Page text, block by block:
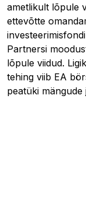
ametlikult lõpule
ettevõtte
Partnersi
lõpule viidud.
tehing viib EA
peatüki mängude